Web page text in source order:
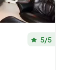
5/5